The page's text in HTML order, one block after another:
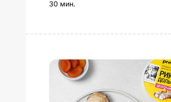
30 мин.